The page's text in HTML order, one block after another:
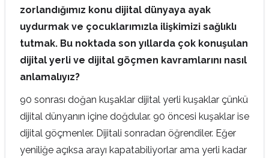
zorlandığımız konu dijital dünyaya ayak
uydurmak ve çocuklarımızla ilişkimizi sağlıklı
tutmak. Bu noktada son yıllarda çok konuşulan
dijital yerli ve dijital göçmen kavramlarını nasıl
anlamalıyız?
90 sonrası doğan kuşaklar dijital yerli kuşaklar çünkü
dijital dünyanın içine doğdular. 90 öncesi kuşaklar ise
dijital göçmenler. Dijitali sonradan öğrendiler. Eğer
yeniliğe açıksa arayı kapatabiliyorlar ama yerli kadar